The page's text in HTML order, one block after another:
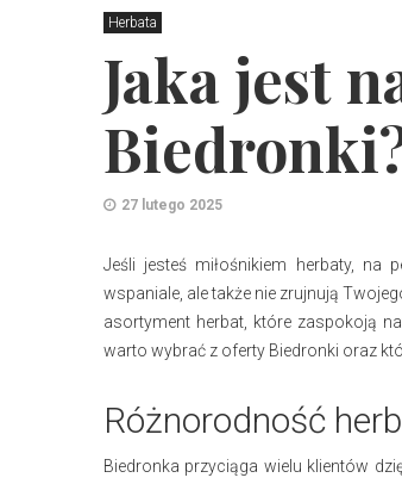
Herbata
Jaka jest
27 lutego 2025
Jeśli jesteś miłośnikiem herbaty, na
wspaniale, ale także nie zrujnują
asortyment herbat, które zaspokoją
warto wybrać z oferty Biedronki oraz
Różnorodność
Biedronka przyciąga wielu klientów